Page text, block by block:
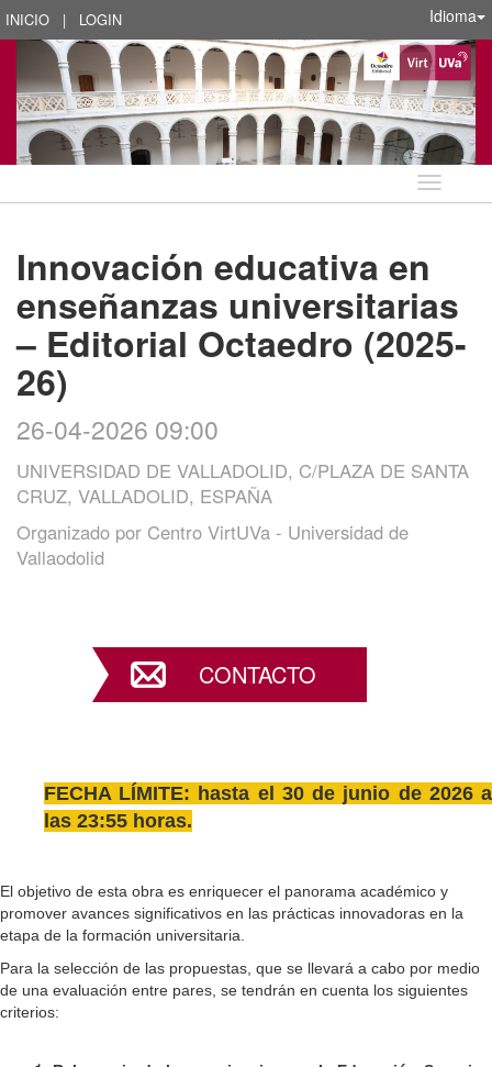
INICIO | LOGIN Idioma
Idioma
Innovación educativa en
enseñanzas universitarias
– Editorial Octaedro (2025-
26)
26-04-2026 09:00
UNIVERSIDAD DE VALLADOLID, C/PLAZA DE SANTA
CRUZ, VALLADOLID, ESPAÑA
Organizado por Centro VirtUVa - Universidad de
Vallaodolid
CONTACTO
FECHA LÍMITE: hasta el 30 de junio de 2026 a
las 23:55 horas.
El objetivo de esta obra es enriquecer el panorama académico y
promover avances significativos en las prácticas innovadoras en la
etapa de la formación universitaria.
Para la selección de las propuestas, que se llevará a cabo por medio
de una evaluación entre pares, se tendrán en cuenta los siguientes
criterios: